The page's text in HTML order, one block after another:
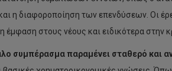
η διαφοροποίηση των επενδύσεων. Οι
έμφαση στους νέους και ειδικότερα
συμπέρασμα παραμένει σταθερό και